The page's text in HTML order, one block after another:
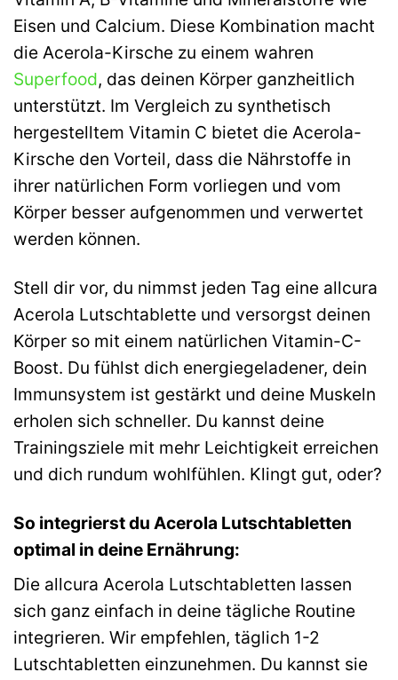
Eisen und Calcium. Diese Kombination macht
die Acerola-Kirsche zu einem wahren
Superfood, das deinen Körper ganzheitlich
unterstützt. Im Vergleich zu synthetisch
hergestelltem Vitamin C bietet die Acerola-
Kirsche den Vorteil, dass die Nährstoffe in
ihrer natürlichen Form vorliegen und vom
Körper besser aufgenommen und verwertet
werden können.
Stell dir vor, du nimmst jeden Tag eine allcura
Acerola Lutschtablette und versorgst deinen
Körper so mit einem natürlichen Vitamin-C-
Boost. Du fühlst dich energiegeladener, dein
Immunsystem ist gestärkt und deine Muskeln
erholen sich schneller. Du kannst deine
Trainingsziele mit mehr Leichtigkeit erreichen
und dich rundum wohlfühlen. Klingt gut, oder?
So integrierst du Acerola Lutschtabletten
optimal in deine Ernährung:
Die allcura Acerola Lutschtabletten lassen
sich ganz einfach in deine tägliche Routine
integrieren. Wir empfehlen, täglich 1-2
Lutschtabletten einzunehmen. Du kannst sie